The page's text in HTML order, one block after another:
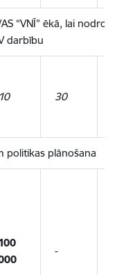
“VNĪ” ēkā, lai
darbību
10 30
politikas plānošana
-